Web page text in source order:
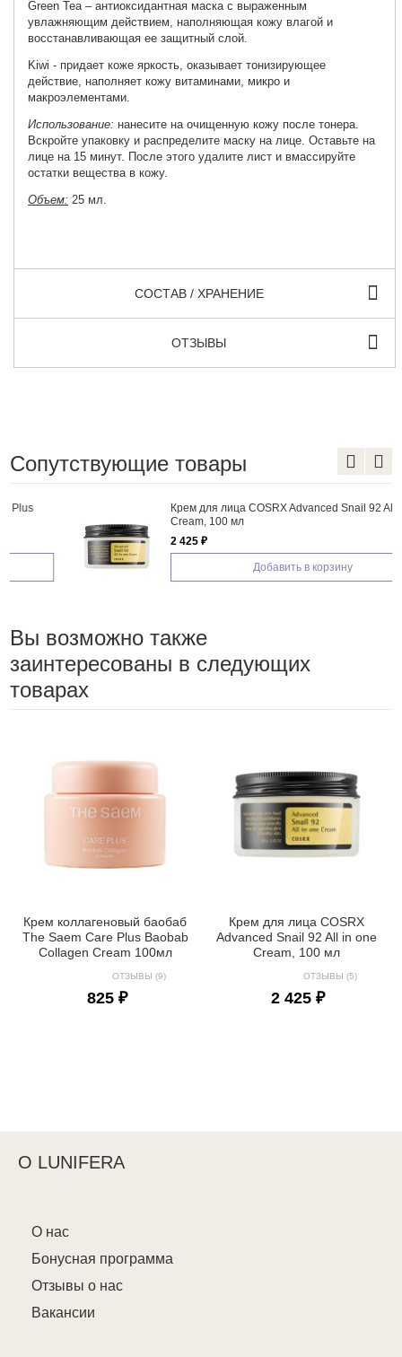
Green Tea – антиоксидантная маска с выраженным
увлажняющим действием, наполняющая кожу влагой и
восстанавливающая ее защитный слой.
Kiwi - придает коже яркость, оказывает тонизирующее
действие, наполняет кожу витаминами, микро и
макроэлементами.
Использование: нанесите на очищенную кожу после тонера.
Вскройте упаковку и распределите маску на лице. Оставьте на
лице на 15 минут. После этого удалите лист и вмассируйте
остатки вещества в кожу.
Объем: 25 мл.
СОСТАВ / ХРАНЕНИЕ
ОТЗЫВЫ
Сопутствующие товары
Крем для лица COSRX Advanced Snail 92 All in one
Cream, 100 мл
2 425 ₽
Добавить в корзину
Вы возможно также
заинтересованы в следующих
товарах
Крем коллагеновый баобаб
The Saem Care Plus Baobab
Collagen Cream 100мл
ОТЗЫВЫ (9)
825 ₽
Крем для лица COSRX
Advanced Snail 92 All in one
Cream, 100 мл
ОТЗЫВЫ (5)
2 425 ₽
О LUNIFERA
О нас
Бонусная программа
Отзывы о нас
Вакансии